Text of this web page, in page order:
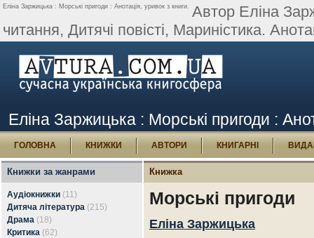
Еліна Заржицька : Морські пригоди : Анотація, уривок з книги. Автор Еліна
читання, Дитячі повісті, Мариністика.
Еліна Заржицька : Морські пригоди :
ГОЛОВНА КНИЖКИ АВТОРИ КНИГАРНІ
Книжки за жанрами
Аудіокнижки (11)
Дитяча література (215)
Драма (18)
Критика (62)
Книжка
Морські пригоди
Еліна Заржицька